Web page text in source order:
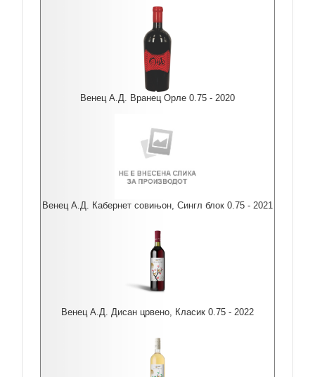
Венец А.Д. Вранец Орле 0.75 - 2020
Венец А.Д. Кабернет совињон, Сингл блок 0.75 - 2021
Венец А.Д. Дисан црвено, Класик 0.75 - 2022